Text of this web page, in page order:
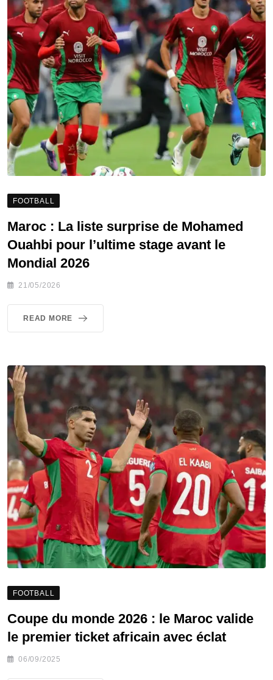
FOOTBALL
Maroc : La liste surprise de Mohamed
Ouahbi pour l’ultime stage avant le
Mondial 2026
21/05/2026
READ MORE
FOOTBALL
Coupe du monde 2026 : le Maroc valide
le premier ticket africain avec éclat
06/09/2025